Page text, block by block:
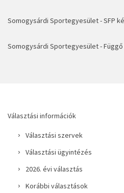
Somogysárdi Sportegyesület - SFP
Somogysárdi Sportegyesület -
Választási információk
Választási szervek
Választási ügyintézés
2026. évi választás
Korábbi választások